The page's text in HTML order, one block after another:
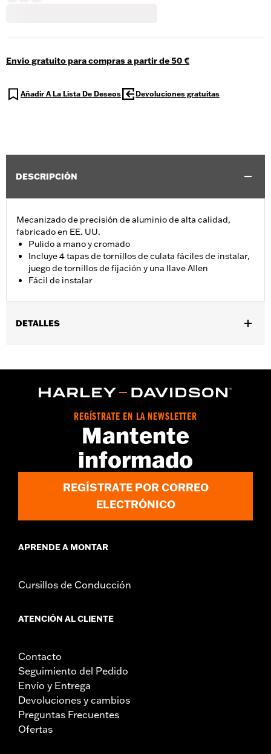
Envío gratuito para compras a partir de 50 €
Añadir A La Lista De Deseos Devoluciones gratuitas
DESCRIPCIÓN
Mecanizado de precisión de aluminio de alta calidad,
fabricado en EE. UU.
Pulido a mano y cromado
Incluye 4 tapas de tornillos de culata fáciles de instalar,
juego de tornillos de fijación y una llave Allen
Fácil de instalar
DETALLES
Se vende por unidades:Par
tornillos de fijación y una llave Allen
REGÍSTRATE EN LA NEWSLETTER
Mantente
informado
REGÍSTRATE POR CORREO
ELECTRÓNICO
APRENDE A MONTAR
Cursillos de Conducción
ATENCIÓN AL CLIENTE
Contacto
Seguimiento del Pedido
Envío y Entrega
Devoluciones y cambios
Preguntas Frecuentes
Ofertas